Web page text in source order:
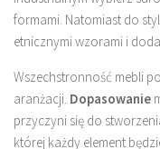
formami. Natomiast do
etnicznymi wzorami i
Wszechstronność mebli
aranżacji. Dopasowanie
przyczyni się do
której każdy element